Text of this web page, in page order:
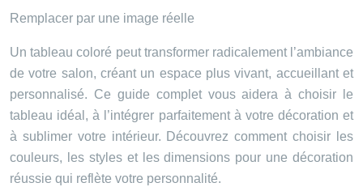
Remplacer par une image réelle
Un tableau coloré peut transformer radicalement l’ambiance
de votre salon, créant un espace plus vivant, accueillant et
personnalisé. Ce guide complet vous aidera à choisir le
tableau idéal, à l’intégrer parfaitement à votre décoration et
à sublimer votre intérieur. Découvrez comment choisir les
couleurs, les styles et les dimensions pour une décoration
réussie qui reflète votre personnalité.